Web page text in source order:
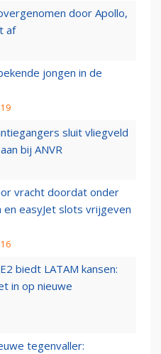
door Apollo,
af
jongen in de
sluit vliegveld
bij ANVR
vracht doordat onder
en easyJet slots vrijgeven
biedt LATAM kansen:
in op nieuwe
tegenvaller: